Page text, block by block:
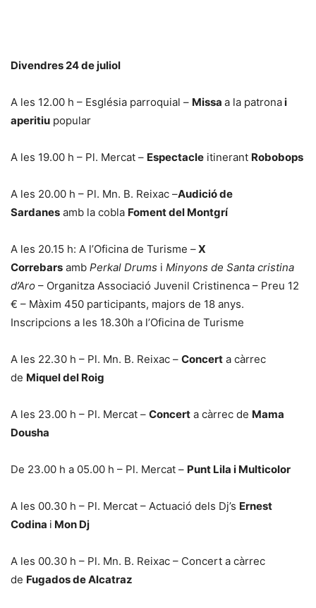
Divendres 24 de juliol
A les 12.00 h – Església parroquial – Missa a la patronai
aperitiu popular
A les 19.00 h – Pl. Mercat – Espectacle itinerant Robobops
A les 20.00 h – Pl. Mn. B. Reixac –Audició de
Sardanes amb la cobla Foment del Montgrí
A les 20.15 h: A l’Oficina de Turisme –X
Correbars amb Perkal Drums i Minyons de Santa cristina
d’Aro – Organitza Associació Juvenil Cristinenca – Preu 12
€ – Màxim 450 participants, majors de 18 anys.
Inscripcions a les 18.30h a l’Oficina de Turisme
A les 22.30 h – Pl. Mn. B. Reixac – Concert a càrrec
de Miquel del Roig
A les 23.00 h – Pl. Mercat – Concert a càrrec de Mama
Dousha
De 23.00 h a 05.00 h – Pl. Mercat – Punt Lila i Multicolor
A les 00.30 h – Pl. Mercat – Actuació dels Dj’s Ernest
Codina i Mon Dj
A les 00.30 h – Pl. Mn. B. Reixac – Concert a càrrec
de Fugados de Alcatraz